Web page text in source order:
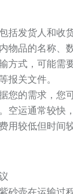
括发货人和收
物品的名称、
方式，可能需
报关文件。
您的需求，您
空运通常较快
用较低但时间较